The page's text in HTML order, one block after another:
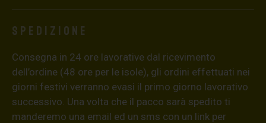
Spedizione
Consegna in 24 ore lavorative dal ricevimento
dell’ordine (48 ore per le isole), gli ordini effettuati nei
giorni festivi verranno evasi il primo giorno lavorativo
successivo. Una volta che il pacco sarà spedito ti
manderemo una email ed un sms con un link per